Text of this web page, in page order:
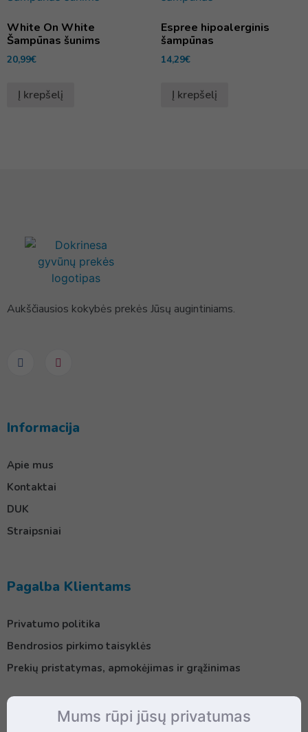
White On White
Šampūnas šunims
20,99€
Į krepšelį
Espree hipoalerginis
šampūnas
14,29€
Į krepšelį
Aukščiausios kokybės prekės Jūsų augintiniams.
Informacija
Apie mus
Kontaktai
DUK
Straipsniai
Pagalba Klientams
Privatumo politika
Bendrosios pirkimo taisyklės
Prekių pristatymas, apmokėjimas ir grąžinimas
KontaktaiMums rūpi jūsų privatumas